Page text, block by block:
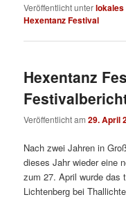
Veröffentlicht unterlokales
Hexentanz Festival
Hexentanz
Veröffentlicht am29. April
Nach zwei Jahren in
dieses Jahr wieder eine
zum 27. April wurde das
Lichtenberg bei